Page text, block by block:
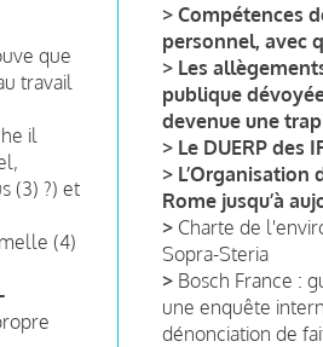
que
travail
il
(3) ?) et
(4)
> Compétences
personnel, avec
> Les
publique
devenue une
> Le DUERP des
> L’Organisation
Rome jusqu’à
> Charte de
Sopra-Steria
> Bosch France :
une enquête
dénonciation de